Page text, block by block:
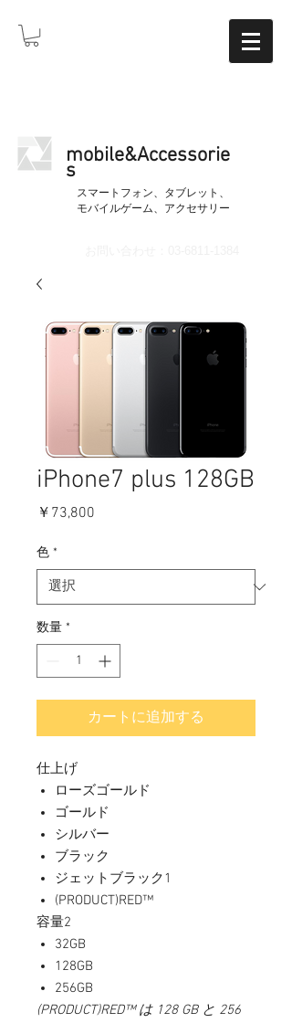
mobile&Accessorie
s
​スマートフォン、タブレット、
モバイルゲーム、アクセサリー
iPhone7 plus 128GB
￥73,800
色 *
数量 *
カートに追加する
仕上げ
ローズゴールド
ゴールド
シルバー
ブラック
ジェットブラック1
(PRODUCT)RED™
容量2
32GB
128GB
256GB
(PRODUCT)RED™ は 128 GB と 256